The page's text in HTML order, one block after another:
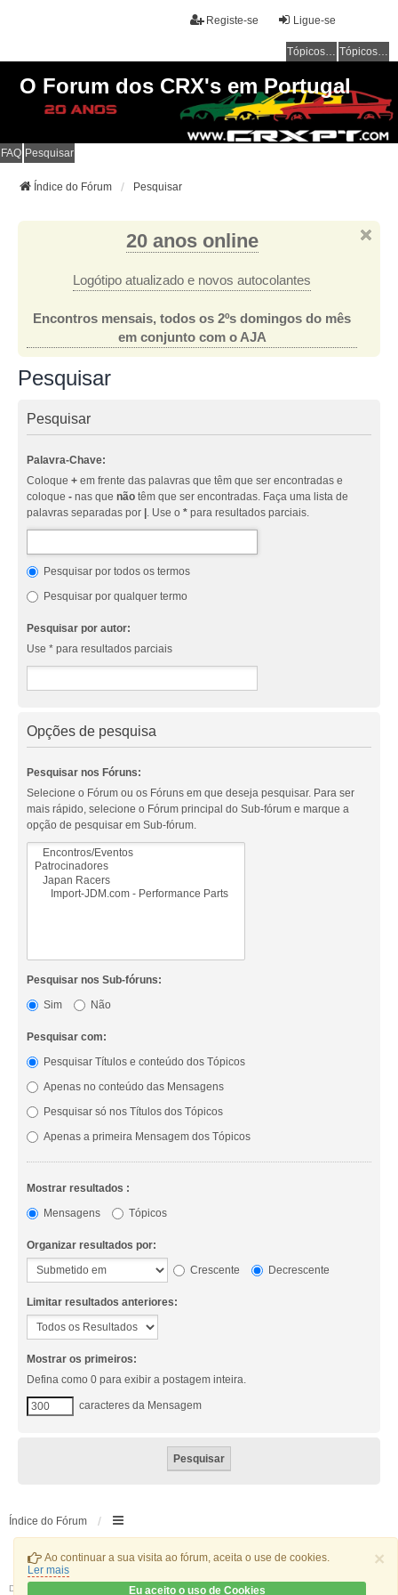
×
Ao continuar a sua visita ao fórum, aceita o use de cookies.
Ler mais
Eu aceito o uso de Cookies
Ligue-se
Registe-se
Tópicos sem resposta Tópicos ativos
O Forum dos CRX's em Portugal
FAQ Pesquisar
Índice do Fórum Pesquisar
20 anos online
Logótipo atualizado e novos autocolantes
Encontros mensais, todos os 2ºs domingos do mês
em conjunto com o AJA
Pesquisar
Pesquisar
Palavra-Chave:
Coloque + em frente das palavras que têm que ser encontradas e
coloque - nas que não têm que ser encontradas. Faça uma lista de
palavras separadas por |. Use o * para resultados parciais.
Pesquisar por todos os termos
Pesquisar por qualquer termo
Pesquisar por autor:
Use * para resultados parciais
Opções de pesquisa
Pesquisar nos Fóruns:
Selecione o Fórum ou os Fóruns em que deseja pesquisar. Para ser
mais rápido, selecione o Fórum principal do Sub-fórum e marque a
opção de pesquisar em Sub-fórum.
Pesquisar nos Sub-fóruns:
Sim
Não
Pesquisar com:
Pesquisar Títulos e conteúdo dos Tópicos
Apenas no conteúdo das Mensagens
Pesquisar só nos Títulos dos Tópicos
Apenas a primeira Mensagem dos Tópicos
Mostrar resultados :
Mensagens
Tópicos
Organizar resultados por:
Crescente
Decrescente
Limitar resultados anteriores:
Mostrar os primeiros:
Defina como 0 para exibir a postagem inteira.
caracteres da Mensagem
Índice do Fórum
Desenvolvido por ® Forum Software © phpBB Limited